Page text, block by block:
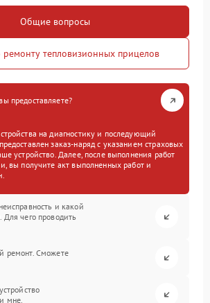
Общие вопросы
тепловизионных прицелов
предоставляете?
на диагностику и последующий
заказ-наряд с указанием страховых
устройство. Далее, после выполнения работ
вы получите акт выполненных работ и
и какой
чего проводить
ремонт. Сможете
мне.